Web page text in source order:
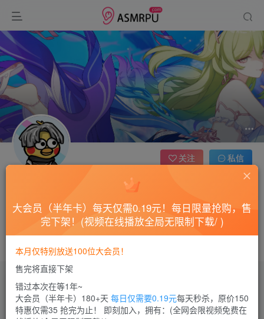
爱坤排名：13608
已入宗门ASMR播客754坤年，其间还练习了两年半!
消耗灵石：20.00
大家好，我是练习两年半得个人网友,来这里是为了学习唱、跳、
rap！基尼太美！基尼泰美！ 你干嘛哎哟！
关注 私信
文章0 收藏0
大会员（半年卡）每天仅需0.19元！每日限量抢购，售
完下架！(视频在线播放全局无限制下载/ )
本月仅特别放送100位大会员！
售完将直接下架
错过本次在等1年~
大会员（半年卡）180+天 每日仅需要0.19元每天秒杀，原价150
特惠仅需35 抢完为止！ 即刻加入，拥有：(全网会限视频免费在